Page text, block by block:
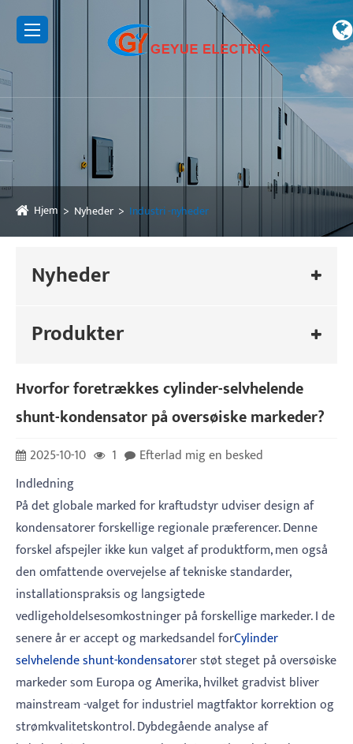
Hjem Nyheder Industri -nyheder
Nyheder
Produkter
Hvorfor foretrækkes cylinder-selvhelende
shunt-kondensator på oversøiske markeder?
2025-10-10 1
Efterlad mig en besked
Indledning
På det globale marked for kraftudstyr udviser design af
kondensatorer forskellige regionale præferencer. Denne
forskel afspejler ikke kun valget af produktform, men også
den omfattende overvejelse af tekniske standarder,
installationspraksis og langsigtede
vedligeholdelsesomkostninger på forskellige markeder. I de
senere år er accept og markedsandel forCylinder
selvhelende shunt-kondensatorer støt steget på oversøiske
markeder som Europa og Amerika, hvilket gradvist bliver
mainstream -valget for industriel magtfaktor korrektion og
strømkvalitetskontrol. Dybdegående analyse af